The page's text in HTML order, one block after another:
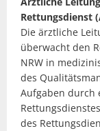
Rettungsdienst
Die ärztliche
überwacht den
NRW in
des
Aufgaben durch
des